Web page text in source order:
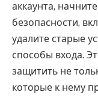
аккаунта,
безопасности,
удалите старые
способы входа.
защитить не
которые к нему